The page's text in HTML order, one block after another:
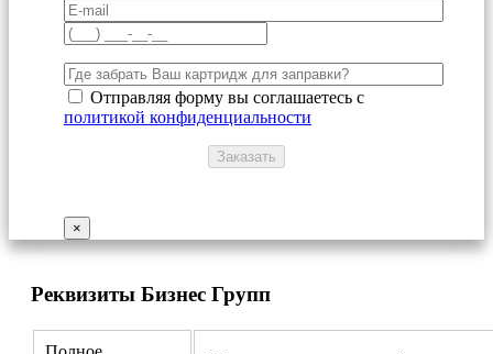
Отправляя форму вы соглашаетесь с
политикой конфиденциальности
×
Реквизиты Бизнес Групп